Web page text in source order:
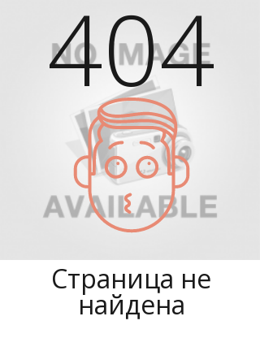
404
Страница не
найдена